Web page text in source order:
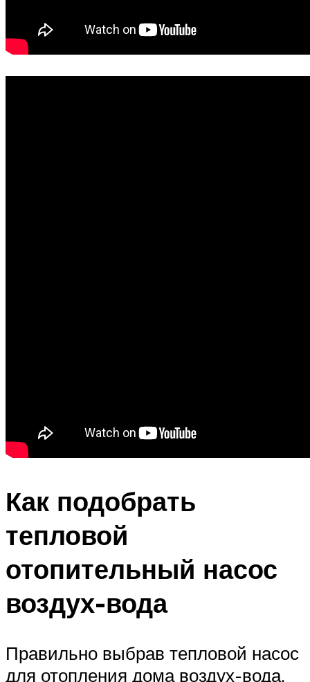
Как подобрать
тепловой
отопительный насос
воздух-вода
Правильно выбрав тепловой насос
для отопления дома воздух-вода,